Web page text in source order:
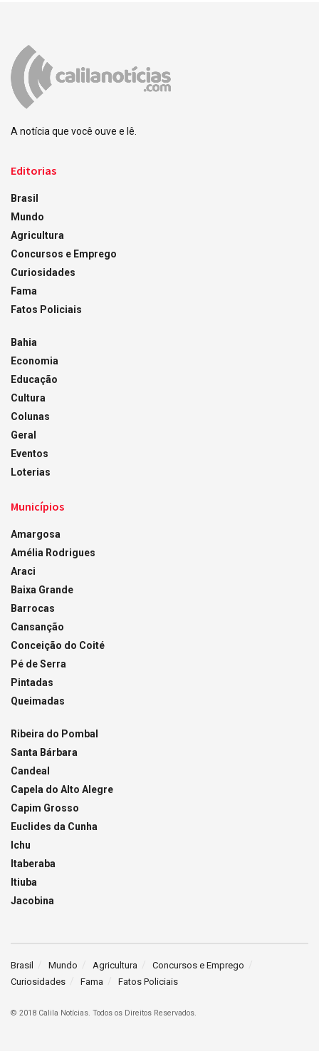
A notícia que você ouve e lê.
Editorias
Brasil
Mundo
Agricultura
Concursos e Emprego
Curiosidades
Fama
Fatos Policiais
Bahia
Economia
Educação
Cultura
Colunas
Geral
Eventos
Loterias
Municípios
Amargosa
Amélia Rodrigues
Araci
Baixa Grande
Barrocas
Cansanção
Conceição do Coité
Pé de Serra
Pintadas
Queimadas
Ribeira do Pombal
Santa Bárbara
Candeal
Capela do Alto Alegre
Capim Grosso
Euclides da Cunha
Ichu
Itaberaba
Itiuba
Jacobina
Brasil Mundo Agricultura
Concursos e Emprego
Curiosidades
Fama Fatos Policiais
© 2018 Calila Notícias. Todos os Direitos Reservados.